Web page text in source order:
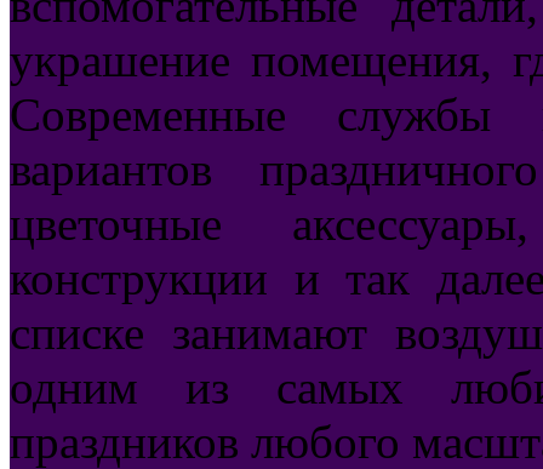
украшение помещения,
Современные службы
вариантов
цветочные
конструкции и так
списке занимают
одним из самых
праздников любого